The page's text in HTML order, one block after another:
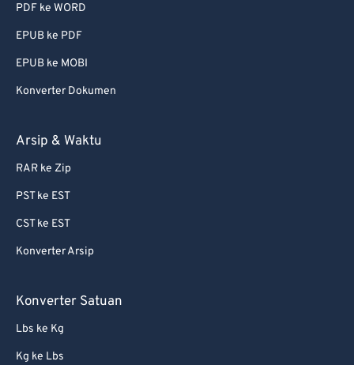
PDF ke WORD
EPUB ke PDF
EPUB ke MOBI
Konverter Dokumen
Arsip & Waktu
RAR ke Zip
PST ke EST
CST ke EST
Konverter Arsip
Konverter Satuan
Lbs ke Kg
Kg ke Lbs